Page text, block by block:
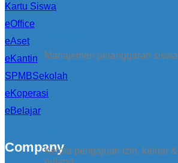
Manajemen pelanggaran siswa
Kelola pengajuan izin, keluar &
Kartu Siswa
eOffice
eAset
eKantin
SPMBSekolah
eKoperasi
eBelajar
Company